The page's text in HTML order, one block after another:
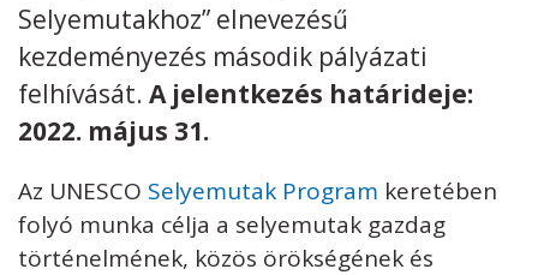
Kövess minket
Adatkezelési tájékoztató Impresszum
Technikai információk
Selyemutakhoz” elnevezésű
kezdeményezés második pályázati
felhívását. A jelentkezés határideje:
2022. május 31.
Az UNESCO Selyemutak Program keretében
folyó munka célja a selyemutak gazdag
történelmének, közös örökségének és